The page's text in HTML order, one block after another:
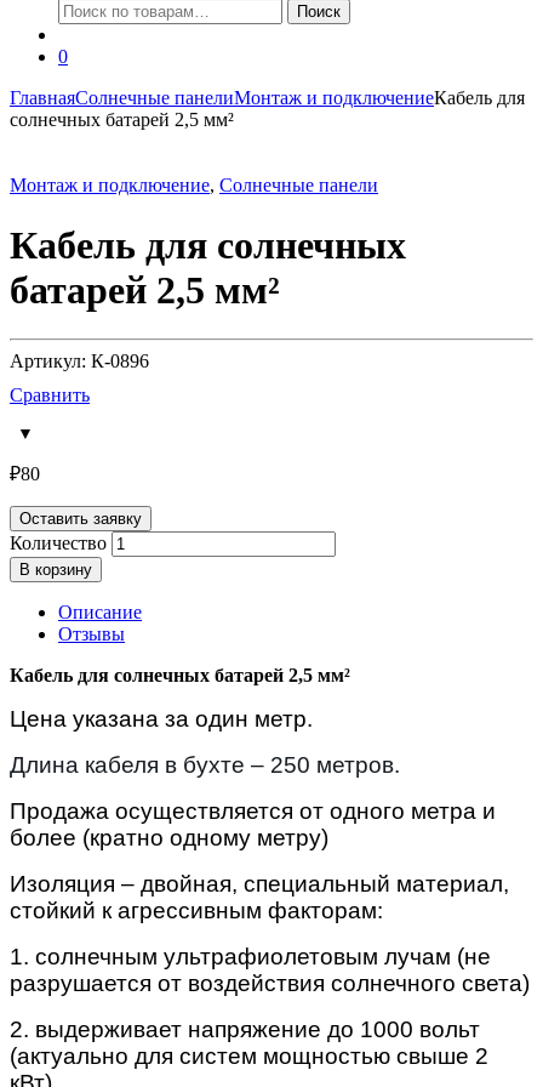
Искать:
Поиск
0
ГлавнаяСолнечные панелиМонтаж и подключениеКабель для
солнечных батарей 2,5 мм²
Монтаж и подключение, Солнечные панели
Кабель для солнечных
батарей 2,5 мм²
Артикул: К-0896
Сравнить
₽80
Оставить заявку
Количество
В корзину
Описание
Отзывы
Кабель для солнечных батарей 2,5 мм²
Цена указана за один метр.
Длина кабеля в бухте – 250 метров.
Продажа осуществляется от одного метра и
более (кратно одному метру)
Изоляция – двойная, специальный материал,
стойкий к агрессивным факторам:
1. солнечным ультрафиолетовым лучам (не
разрушается от воздействия солнечного света)
2. выдерживает напряжение до 1000 вольт
(актуально для систем мощностью свыше 2